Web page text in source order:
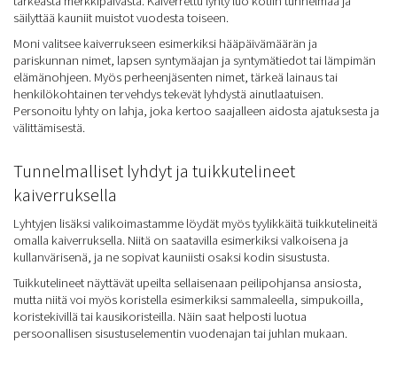
säilyttää kauniit muistot vuodesta toiseen.
Moni valitsee kaiverrukseen esimerkiksi hääpäivämäärän ja
pariskunnan nimet, lapsen syntymäajan ja syntymätiedot tai lämpimän
elämänohjeen. Myös perheenjäsenten nimet, tärkeä lainaus tai
henkilökohtainen tervehdys tekevät lyhdystä ainutlaatuisen.
Personoitu lyhty on lahja, joka kertoo saajalleen aidosta ajatuksesta ja
välittämisestä.
Tunnelmalliset lyhdyt ja tuikkutelineet
kaiverruksella
Lyhtyjen lisäksi valikoimastamme löydät myös tyylikkäitä tuikkutelineitä
omalla kaiverruksella. Niitä on saatavilla esimerkiksi valkoisena ja
kullanvärisenä, ja ne sopivat kauniisti osaksi kodin sisustusta.
Tuikkutelineet näyttävät upeilta sellaisenaan peilipohjansa ansiosta,
mutta niitä voi myös koristella esimerkiksi sammaleella, simpukoilla,
koristekivillä tai kausikoristeilla. Näin saat helposti luotua
persoonallisen sisustuselementin vuodenajan tai juhlan mukaan.